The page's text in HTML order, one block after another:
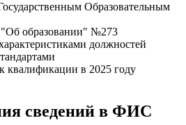
Образовательным
образовании" №273
должностей
квалификации в 2025 году
сведений в ФИС